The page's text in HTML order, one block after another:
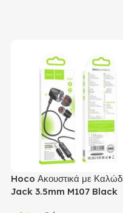
Hoco Ακουστικά με
Jack 3.5mm M107 Black